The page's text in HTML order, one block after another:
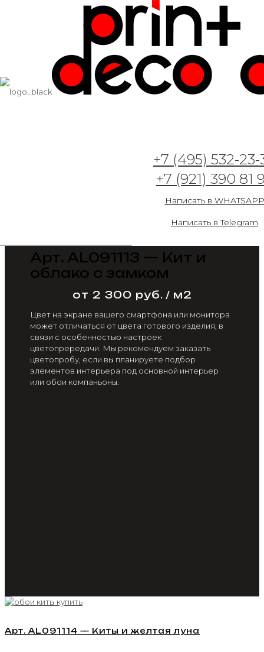
+7 (495) 532-23-
+7 (921) 390 81
Написать в WHATSAPP
Написать в Telegram
Арт. AL091113 — Кит и
облако с замком
от 2 300 руб. / м2
Цвет на экране вашего смартфона или монитора
может отличаться от цвета готового изделия, в
связи с особенностью настроек
цветопрередачи. Мы рекомендуем заказать
цветопробу, если вы планируете подбор
элементов интерьера под основной интерьер
или обои компаньоны.
Арт. AL091114 — Киты и желтая луна